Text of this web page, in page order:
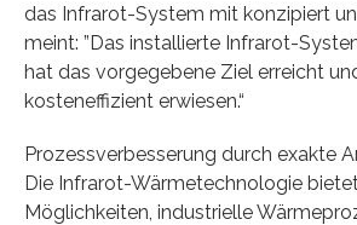
das Infrarot-System mit konzipiert
meint: ”Das installierte Infrarot-
hat das vorgegebene Ziel erreicht
kosteneffizient erwiesen.“
Prozessverbesserung durch exakte
Die Infrarot-Wärmetechnologie
Möglichkeiten, industrielle